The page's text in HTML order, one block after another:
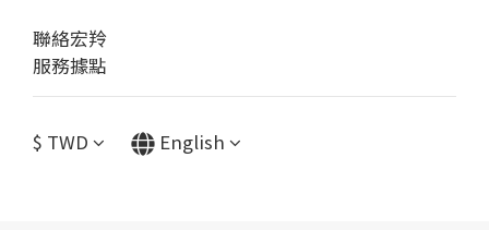
聯絡宏羚
服務據點
$ TWD English